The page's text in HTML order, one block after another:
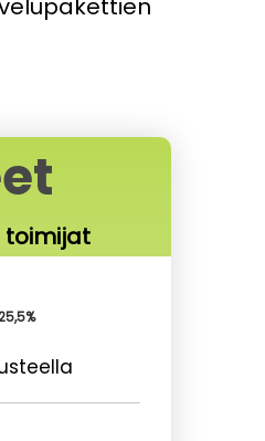
toimijat